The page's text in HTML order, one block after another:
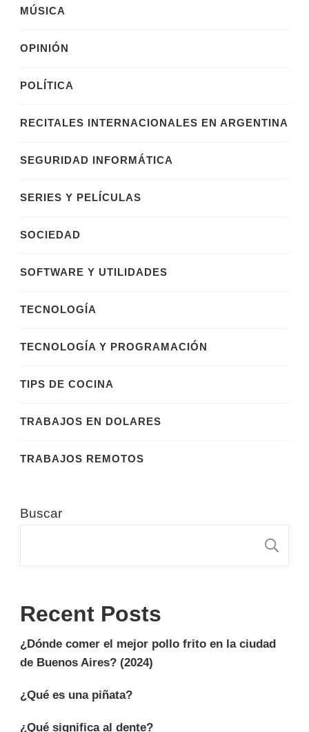
MÚSICA
OPINIÓN
POLÍTICA
RECITALES INTERNACIONALES EN ARGENTINA
SEGURIDAD INFORMÁTICA
SERIES Y PELÍCULAS
SOCIEDAD
SOFTWARE Y UTILIDADES
TECNOLOGÍA
TECNOLOGÍA Y PROGRAMACIÓN
TIPS DE COCINA
TRABAJOS EN DOLARES
TRABAJOS REMOTOS
Buscar
Recent Posts
¿Dónde comer el mejor pollo frito en la ciudad
de Buenos Aires? (2024)
¿Qué es una piñata?
¿Qué significa al dente?